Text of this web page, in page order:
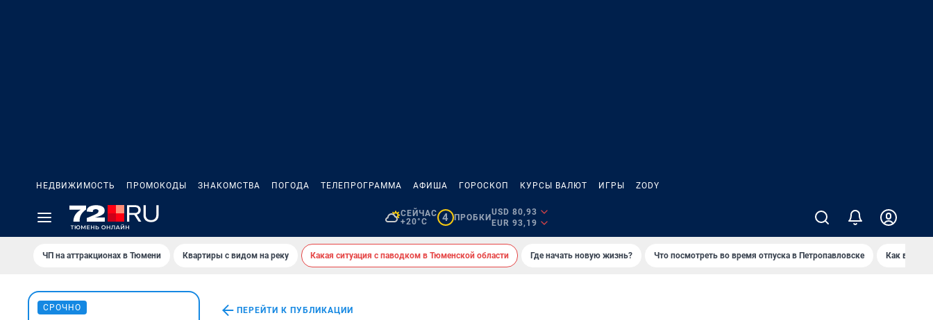
НЕДВИЖИМОСТЬ ПРОМОКОДЫ ЗНАКОМСТВА ПОГОДА ТЕЛЕПРОГРАММА АФИША ГОРОСКОП КУРСЫ ВАЛЮТ ИГРЫ ZODY
СЕЙЧАС
+20°C
4 ПРОБКИ
USD 80,93
EUR 93,19
ЧП на аттракционах в Тюмени Квартиры с видом на реку Какая ситуация с паводком в Тюменской области Где начать новую жизнь? Что посмотреть во время отпуска в Петропавловске Как
СРОЧНО ПЕРЕЙТИ К ПУБЛИКАЦИИ